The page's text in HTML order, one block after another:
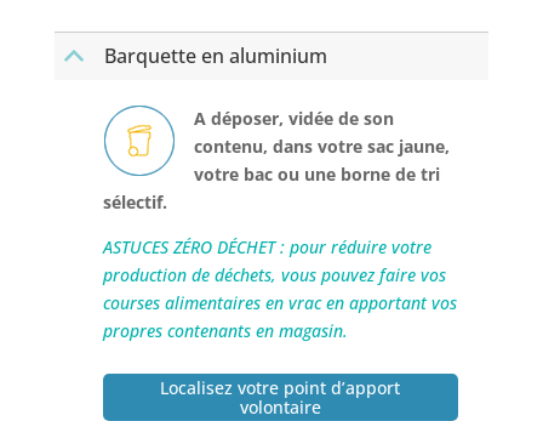
B Barquette en aluminium
A déposer, vidée de son
contenu, dans votre sac jaune,
votre bac ou une borne de tri
sélectif.
ASTUCES ZÉRO DÉCHET : pour réduire votre
production de déchets, vous pouvez faire vos
courses alimentaires en vrac en apportant vos
propres contenants en magasin.
Localisez votre point d’apport
volontaire